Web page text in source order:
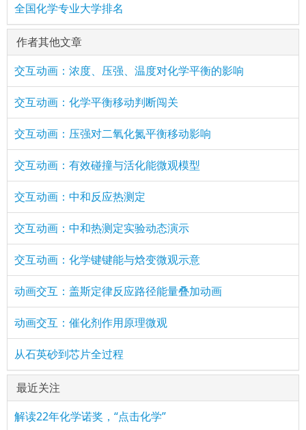
全国化学专业大学排名
作者其他文章
交互动画：浓度、压强、温度对化学平衡的影响
交互动画：化学平衡移动判断闯关
交互动画：压强对二氧化氮平衡移动影响
交互动画：有效碰撞与活化能微观模型
交互动画：中和反应热测定
交互动画：中和热测定实验动态演示
交互动画：化学键键能与焓变微观示意
动画交互：盖斯定律反应路径能量叠加动画
动画交互：催化剂作用原理微观
从石英砂到芯片全过程
最近关注
解读22年化学诺奖，“点击化学”